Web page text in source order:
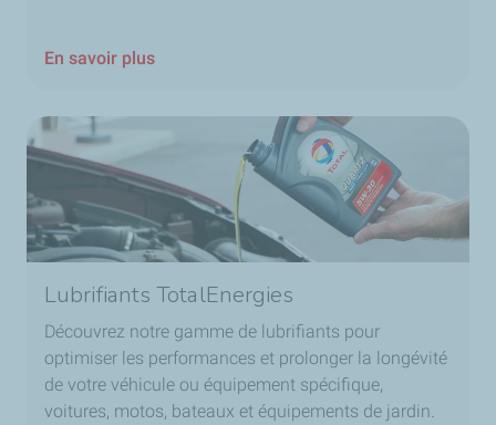
En savoir plus
Lubrifiants TotalEnergies
Découvrez notre gamme de lubrifiants pour
optimiser les performances et prolonger la longévité
de votre véhicule ou équipement spécifique,
voitures, motos, bateaux et équipements de jardin.